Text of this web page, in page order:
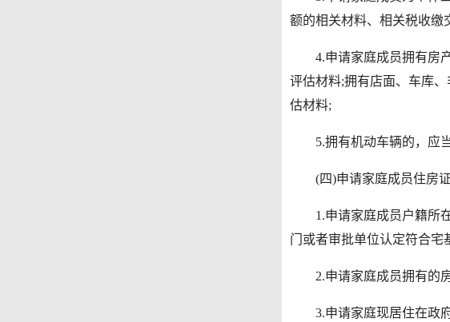
额的相关材料、相关税收缴
4.申请家庭成员拥有房产
评估材料;拥有店面、车库
估材料;
5.拥有机动车辆的，应当
(四)申请家庭成员住房证
1.申请家庭成员户籍所在
门或者审批单位认定符合宅
2.申请家庭成员拥有的房
3.申请家庭现居住在政府